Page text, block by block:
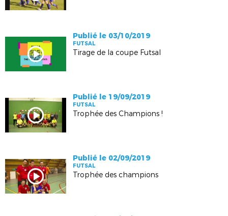
Publié le 03/10/2019
FUTSAL
Tirage de la coupe Futsal
Publié le 19/09/2019
FUTSAL
Trophée des Champions !
Publié le 02/09/2019
FUTSAL
Trophée des champions